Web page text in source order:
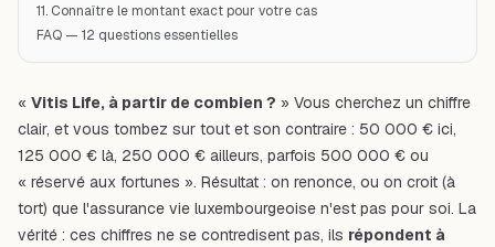
11. Connaître le montant exact pour votre cas
FAQ — 12 questions essentielles
« Vitis Life, à partir de combien ? » Vous cherchez un chiffre
clair, et vous tombez sur tout et son contraire : 50 000 € ici,
125 000 € là, 250 000 € ailleurs, parfois 500 000 € ou
« réservé aux fortunes ». Résultat : on renonce, ou on croit (à
tort) que l'assurance vie luxembourgeoise n'est pas pour soi. La
vérité : ces chiffres ne se contredisent pas, ils répondent à